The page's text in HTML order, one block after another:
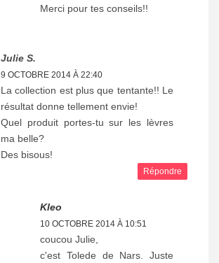
Merci pour tes conseils!!
Julie S.
9 OCTOBRE 2014 À 22:40
La collection est plus que tentante!! Le
résultat donne tellement envie!
Quel produit portes-tu sur les lèvres
ma belle?
Des bisous!
Répondre
Kleo
10 OCTOBRE 2014 À 10:51
coucou Julie,
c'est Tolede de Nars. Juste